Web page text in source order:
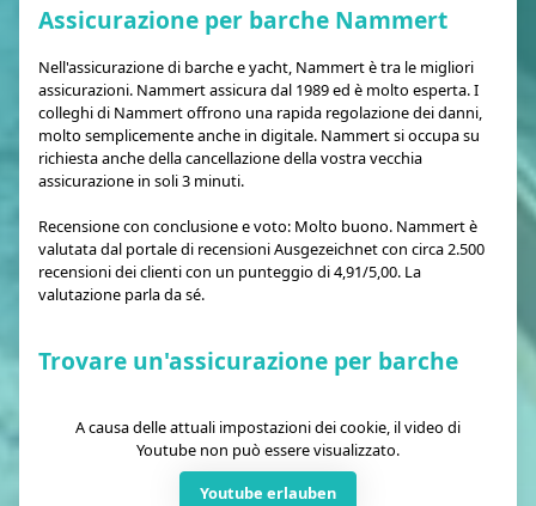
Assicurazione per barche Nammert
Nell'assicurazione di barche e yacht, Nammert è tra le migliori
assicurazioni. Nammert assicura dal 1989 ed è molto esperta. I
colleghi di Nammert offrono una rapida regolazione dei danni,
molto semplicemente anche in digitale. Nammert si occupa su
richiesta anche della cancellazione della vostra vecchia
assicurazione in soli 3 minuti.
Recensione con conclusione e voto: Molto buono. Nammert è
valutata dal portale di recensioni Ausgezeichnet con circa 2.500
recensioni dei clienti con un punteggio di 4,91/5,00. La
valutazione parla da sé.
Trovare un'assicurazione per barche
A causa delle attuali impostazioni dei cookie, il video di
Youtube non può essere visualizzato.
Youtube erlauben